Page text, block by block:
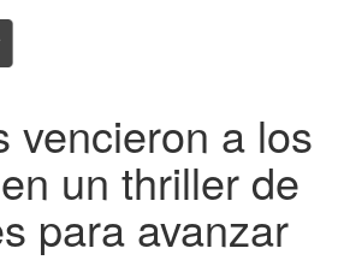
vencieron a los
un thriller de
para avanzar